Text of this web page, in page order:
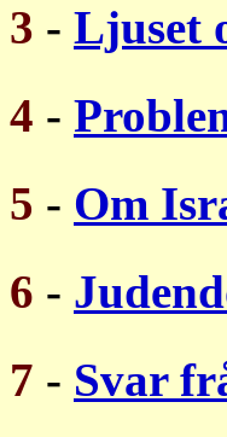
3 - Ljuset
4 -
5 - Om
6 -
7 - Svar